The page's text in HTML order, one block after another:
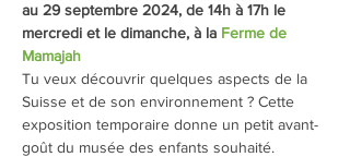
au 29 septembre 2024, de 14h à 17h le
mercredi et le dimanche, à la Ferme de
Mamajah
Tu veux découvrir quelques aspects de la
Suisse et de son environnement ? Cette
exposition temporaire donne un petit avant-
goût du musée des enfants souhaité.